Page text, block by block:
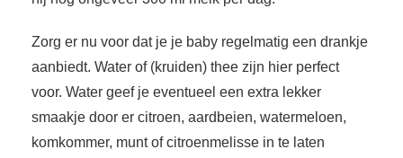
Zorg er nu voor dat je je baby regelmatig een drankje
aanbiedt. Water of (kruiden) thee zijn hier perfect
voor. Water geef je eventueel een extra lekker
smaakje door er citroen, aardbeien, watermeloen,
komkommer, munt of citroenmelisse in te laten